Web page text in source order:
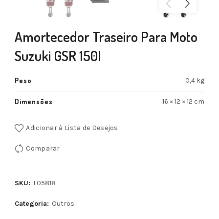
Amortecedor Traseiro Para Moto
Suzuki GSR 150I
Peso 0,4 kg
Dimensões 16 × 12 × 12 cm
Adicionar à Lista de Desejos
Comparar
SKU: L05818
Categoria: Outros